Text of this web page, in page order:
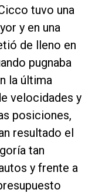
tuvo una
y en una
de lleno en
pugnaba
la última
velocidades y
posiciones,
resultado el
tan
y frente a